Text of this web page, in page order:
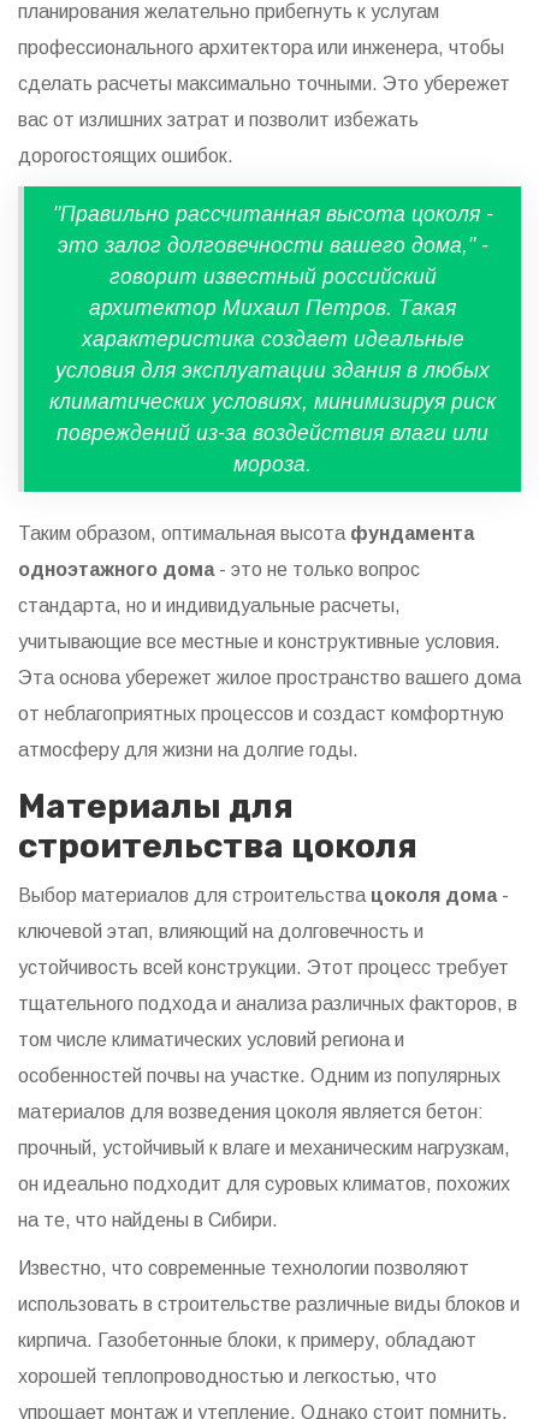
планирования желательно прибегнуть к услугам
профессионального архитектора или инженера, чтобы
сделать расчеты максимально точными. Это убережет
вас от излишних затрат и позволит избежать
дорогостоящих ошибок.
"Правильно рассчитанная высота цоколя -
это залог долговечности вашего дома," -
говорит известный российский
архитектор Михаил Петров. Такая
характеристика создает идеальные
условия для эксплуатации здания в любых
климатических условиях, минимизируя риск
повреждений из-за воздействия влаги или
мороза.
Таким образом, оптимальная высота фундамента
одноэтажного дома- это не только вопрос
стандарта, но и индивидуальные расчеты,
учитывающие все местные и конструктивные условия.
Эта основа убережет жилое пространство вашего дома
от неблагоприятных процессов и создаст комфортную
атмосферу для жизни на долгие годы.
Материалы для
строительства цоколя
Выбор материалов для строительства цоколя дома-
ключевой этап, влияющий на долговечность и
устойчивость всей конструкции. Этот процесс требует
тщательного подхода и анализа различных факторов, в
том числе климатических условий региона и
особенностей почвы на участке. Одним из популярных
материалов для возведения цоколя является бетон:
прочный, устойчивый к влаге и механическим нагрузкам,
он идеально подходит для суровых климатов, похожих
на те, что найдены в Сибири.
Известно, что современные технологии позволяют
использовать в строительстве различные виды блоков и
кирпича. Газобетонные блоки, к примеру, обладают
хорошей теплопроводностью и легкостью, что
упрощает монтаж и утепление. Однако стоит помнить,